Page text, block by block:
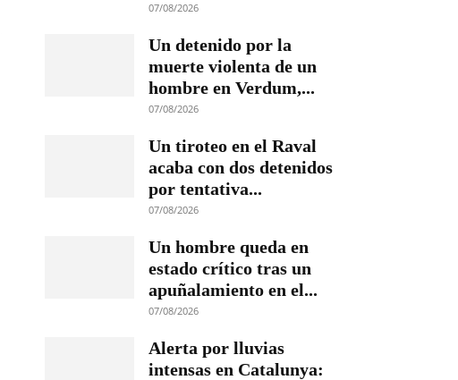
07/08/2026
Un detenido por la
muerte violenta de un
hombre en Verdum,...
07/08/2026
Un tiroteo en el Raval
acaba con dos detenidos
por tentativa...
07/08/2026
Un hombre queda en
estado crítico tras un
apuñalamiento en el...
07/08/2026
Alerta por lluvias
intensas en Catalunya: